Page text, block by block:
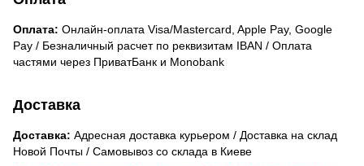
Оплата: Онлайн-оплата Visa/Mastercard, Apple Pay, Google
Pay / Безналичный расчет по реквизитам IBAN / Оплата
частями через ПриватБанк и Monobank
Доставка
Доставка: Адресная доставка курьером / Доставка на склад
Новой Почты / Самовывоз со склада в Киеве